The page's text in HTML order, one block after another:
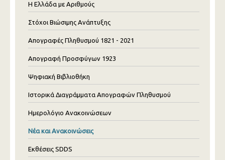
Η Ελλάδα με Αριθμούς
Στόχοι Βιώσιμης Ανάπτυξης
Απογραφές Πληθυσμού 1821 - 2021
Απογραφή Προσφύγων 1923
Ψηφιακή Βιβλιοθήκη
Ιστορικά Διαγράμματα Απογραφών Πληθυσμού
Ημερολόγιο Ανακοινώσεων
Νέα και Ανακοινώσεις
Εκθέσεις SDDS